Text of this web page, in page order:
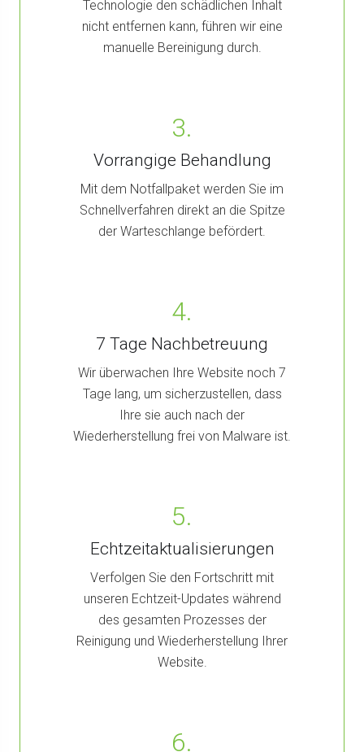
Technologie den schädlichen Inhalt
nicht entfernen kann, führen wir eine
manuelle Bereinigung durch.
3.
Vorrangige Behandlung
Mit dem Notfallpaket werden Sie im
Schnellverfahren direkt an die Spitze
der Warteschlange befördert.
4.
7 Tage Nachbetreuung
Wir überwachen Ihre Website noch 7
Tage lang, um sicherzustellen, dass
Ihre sie auch nach der
Wiederherstellung frei von Malware ist.
5.
Echtzeitaktualisierungen
Verfolgen Sie den Fortschritt mit
unseren Echtzeit-Updates während
des gesamten Prozesses der
Reinigung und Wiederherstellung Ihrer
Website.
6.